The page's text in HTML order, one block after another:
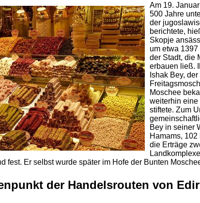
Am 19.
500 Jahre
der
berichtete,
Skopje
um etwa
der Stadt, die
erbauen ließ.
Ishak Bey,
Moschee
weiterhin eine
stiftete. Zum
Bey in seiner
Hamams,
die Erträge
fest. Er selbst wurde später im Hofe der Bunten
der Handelsrouten von